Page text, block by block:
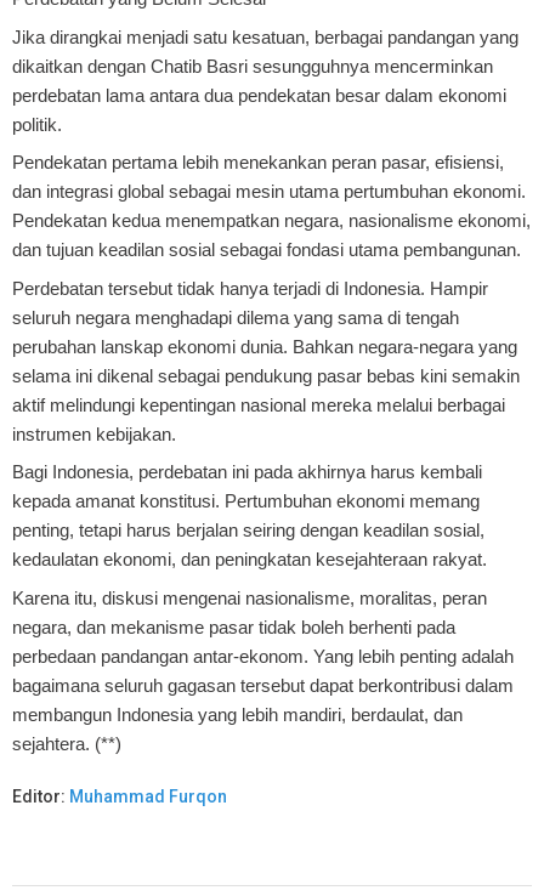
Jika dirangkai menjadi satu kesatuan, berbagai pandangan yang
dikaitkan dengan Chatib Basri sesungguhnya mencerminkan
perdebatan lama antara dua pendekatan besar dalam ekonomi
politik.
Pendekatan pertama lebih menekankan peran pasar, efisiensi,
dan integrasi global sebagai mesin utama pertumbuhan ekonomi.
Pendekatan kedua menempatkan negara, nasionalisme ekonomi,
dan tujuan keadilan sosial sebagai fondasi utama pembangunan.
Perdebatan tersebut tidak hanya terjadi di Indonesia. Hampir
seluruh negara menghadapi dilema yang sama di tengah
perubahan lanskap ekonomi dunia. Bahkan negara-negara yang
selama ini dikenal sebagai pendukung pasar bebas kini semakin
aktif melindungi kepentingan nasional mereka melalui berbagai
instrumen kebijakan.
Bagi Indonesia, perdebatan ini pada akhirnya harus kembali
kepada amanat konstitusi. Pertumbuhan ekonomi memang
penting, tetapi harus berjalan seiring dengan keadilan sosial,
kedaulatan ekonomi, dan peningkatan kesejahteraan rakyat.
Karena itu, diskusi mengenai nasionalisme, moralitas, peran
negara, dan mekanisme pasar tidak boleh berhenti pada
perbedaan pandangan antar-ekonom. Yang lebih penting adalah
bagaimana seluruh gagasan tersebut dapat berkontribusi dalam
membangun Indonesia yang lebih mandiri, berdaulat, dan
sejahtera. (**)
Editor: Muhammad Furqon